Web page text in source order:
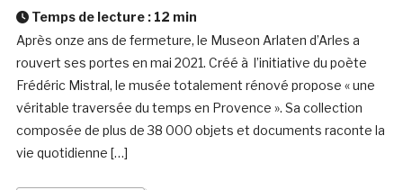
Temps de lecture : 12 min
Après onze ans de fermeture, le Museon Arlaten d’Arles a
rouvert ses portes en mai 2021. Créé à l’initiative du poète
Frédéric Mistral, le musée totalement rénové propose « une
véritable traversée du temps en Provence ». Sa collection
composée de plus de 38 000 objets et documents raconte la
vie quotidienne […]